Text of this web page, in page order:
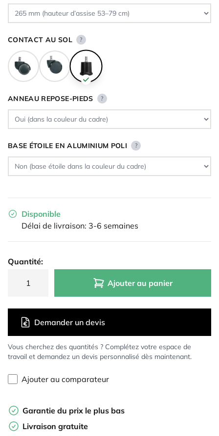
CONTACT AU SOL ?
ANNEAU REPOSE-PIEDS ?
BASE ÉTOILE EN ALUMINIUM POLI ?
Disponible
Délai de livraison: 3-6 semaines
Quantité:
Ajouter au panier
Vous cherchez des quantités ? Complétez votre espace de
travail et demandez un devis personnalisé dès maintenant.
Demander un devis
Ajouter au comparateur
Garantie du prix le plus bas
Livraison gratuite